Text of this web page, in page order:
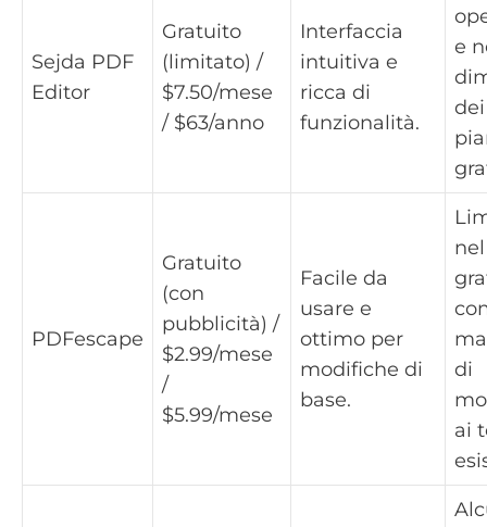
Sejda PDF
Editor
Gratuito
(limitato) /
$7.50/mese
/ $63/anno
Interfaccia
intuitiva e
ricca di
funzionalità.
e
PDFescape
Gratuito
(con
pubblicità) /
$2.99/mese
/
$5.99/mese
Facile da
usare e
ottimo per
modifiche di
base.
di
ai